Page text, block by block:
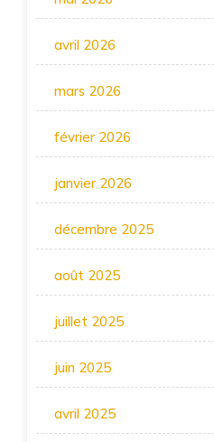
avril 2026
mars 2026
février 2026
janvier 2026
décembre 2025
août 2025
juillet 2025
juin 2025
avril 2025